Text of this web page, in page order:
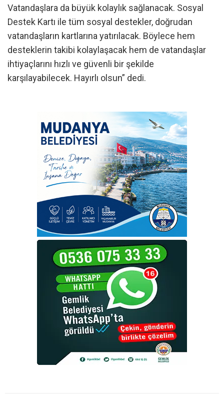
Vatandaşlara da büyük kolaylık sağlanacak. Sosyal
Destek Kartı ile tüm sosyal destekler, doğrudan
vatandaşların kartlarına yatırılacak. Böylece hem
desteklerin takibi kolaylaşacak hem de vatandaşlar
ihtiyaçlarını hızlı ve güvenli bir şekilde
karşılayabilecek. Hayırlı olsun” dedi.